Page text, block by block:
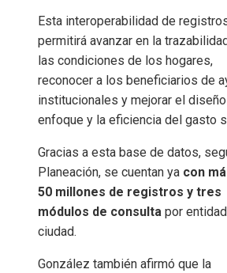
Esta interoperabilidad de
permitirá avanzar en la
las condiciones de los hogares,
reconocer a los beneficiarios de
institucionales y mejorar el diseño
enfoque y la eficiencia del gasto
Gracias a esta base de datos,
Planeación, se cuentan ya con
50 millones de registros y tres
módulos de consulta por
ciudad.
González también afirmó que la